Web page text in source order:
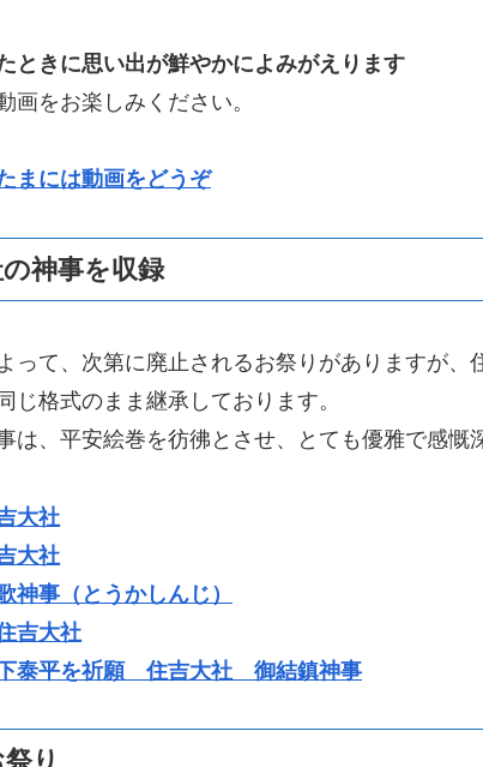
ときに思い出が鮮やかによみがえります
画をお楽しみください。
まには動画をどうぞ
神事を収録
って、次第に廃止されるお祭りがありますが、
じ格式のまま継承しております。
は、平安絵巻を彷彿とさせ、とても優雅で感慨
大社
大社
事（とうかしんじ）
吉大社
泰平を祈願 住吉大社 御結鎮神事
り